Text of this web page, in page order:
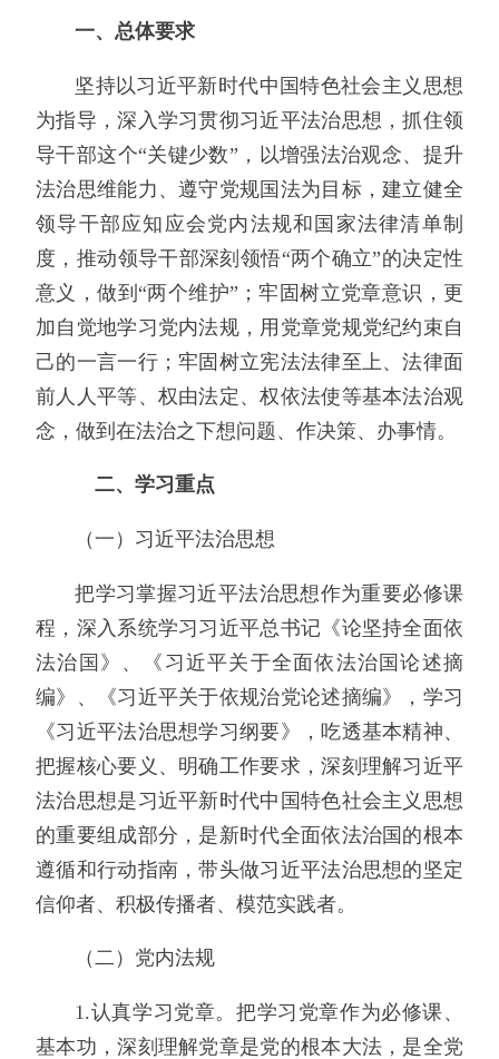
一、总体要求
坚持以习近平新时代中国特色社会主义思想
为指导，深入学习贯彻习近平法治思想，抓住领
导干部这个“关键少数”，以增强法治观念、提升
法治思维能力、遵守党规国法为目标，建立健全
领导干部应知应会党内法规和国家法律清单制
度，推动领导干部深刻领悟“两个确立”的决定性
意义，做到“两个维护”；牢固树立党章意识，更
加自觉地学习党内法规，用党章党规党纪约束自
己的一言一行；牢固树立宪法法律至上、法律面
前人人平等、权由法定、权依法使等基本法治观
念，做到在法治之下想问题、作决策、办事情。
二、学习重点
（一）习近平法治思想
把学习掌握习近平法治思想作为重要必修课
程，深入系统学习习近平总书记《论坚持全面依
法治国》、《习近平关于全面依法治国论述摘
编》、《习近平关于依规治党论述摘编》，学习
《习近平法治思想学习纲要》，吃透基本精神、
把握核心要义、明确工作要求，深刻理解习近平
法治思想是习近平新时代中国特色社会主义思想
的重要组成部分，是新时代全面依法治国的根本
遵循和行动指南，带头做习近平法治思想的坚定
信仰者、积极传播者、模范实践者。
（二）党内法规
1.认真学习党章。把学习党章作为必修课、
基本功，深刻理解党章是党的根本大法，是全党